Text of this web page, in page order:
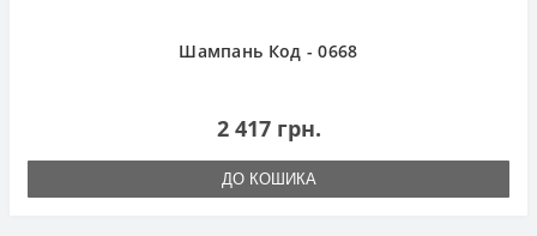
Шампань Код - 0668
2 417 грн.
ДО КОШИКА